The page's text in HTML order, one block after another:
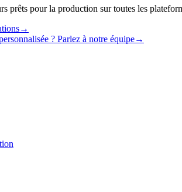
prêts pour la production sur toutes les
→
? Parlez à notre équipe→